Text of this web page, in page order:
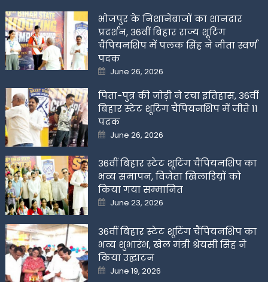
भोजपुर के निशानेबाजों का शानदार
प्रदर्शन, 36वीं बिहार राज्य शूटिंग
चैंपियनशिप में पलक सिंह ने जीता स्वर्ण
पदक
Posted
on
June 26, 2026
पिता-पुत्र की जोड़ी ने रचा इतिहास, 36वीं
बिहार स्टेट शूटिंग चैंपियनशिप में जीते 11
पदक
Posted
on
June 26, 2026
36वीं बिहार स्टेट शूटिंग चैंपियनशिप का
भव्य समापन, विजेता खिलाडिय़ों को
किया गया सम्मानित
Posted
on
June 23, 2026
36वीं बिहार स्टेट शूटिंग चैंपियनशिप का
भव्य शुभारंभ, खेल मंत्री श्रेयसी सिंह ने
किया उद्घाटन
Posted
on
June 19, 2026